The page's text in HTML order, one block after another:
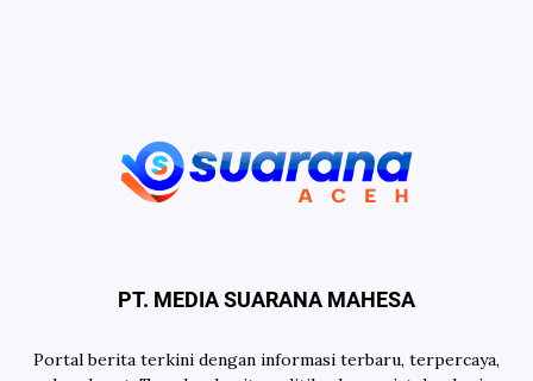
PT. MEDIA SUARANA MAHESA
Portal berita terkini dengan informasi terbaru, terpercaya,